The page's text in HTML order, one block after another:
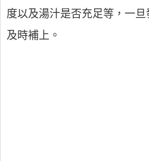
度以及湯汁是否充足等，一
及時補上。